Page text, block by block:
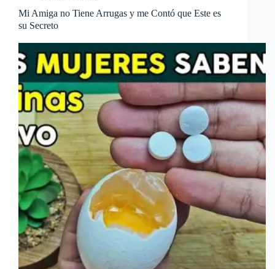
Mi Amiga no Tiene Arrugas y me Contó que Este es
su Secreto